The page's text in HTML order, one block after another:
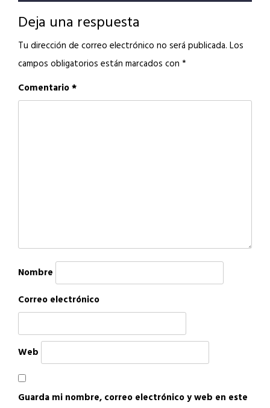
Deja una respuesta
Tu dirección de correo electrónico no será publicada. Los
campos obligatorios están marcados con *
Comentario*
Nombre
Correo electrónico
Web
Guarda mi nombre, correo electrónico y web en este